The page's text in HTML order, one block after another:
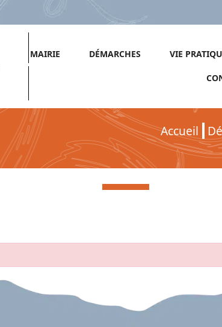
MAIRIE DÉMARCHES VIE
Accueil
Démarches pour